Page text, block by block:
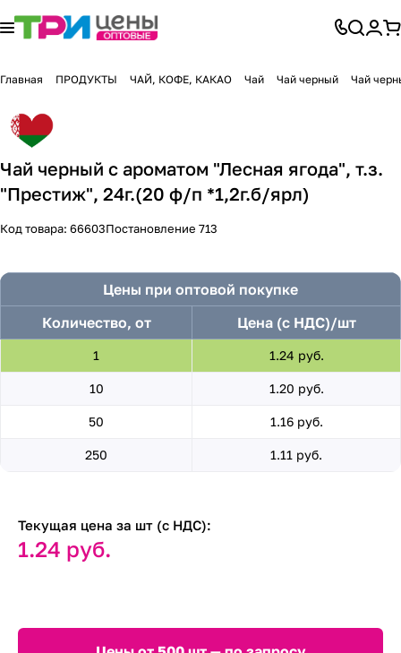
Главная ПРОДУКТЫ ЧАЙ, КОФЕ, КАКАО Чай Чай черный Чай
Чай черный с ароматом "Лесная ягода", т.з.
"Престиж", 24г.(20 ф/п *1,2г.б/ярл)
Код товара: 66603Постановление 713
Цены при оптовой покупке
Количество, от
Цена (с НДС)/шт
1 1.24 руб.
10 1.20 руб.
50 1.16 руб.
250 1.11 руб.
Текущая цена за шт (с НДС):
1.24 руб.